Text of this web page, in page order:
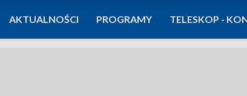
AKTUALNOŚCI PROGRAMY TELESKOP -